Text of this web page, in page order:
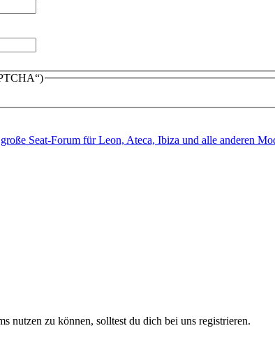
Seat-Forum für Leon, Ateca, Ibiza und alle anderen
nutzen zu können, solltest du dich bei uns registrieren.